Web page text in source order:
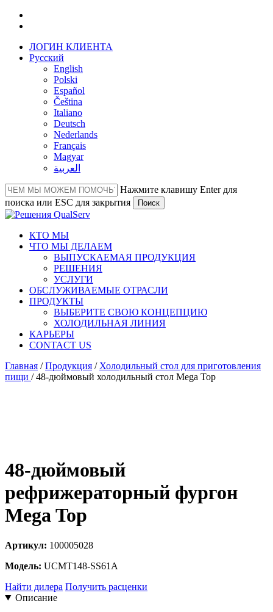
Перейти
содержанию
ЛОГИН КЛИЕНТА
Русский
English
Polski
Español
Čeština
Italiano
Deutsch
Nederlands
Français
Magyar
العربية‏
Нажмите клавишу Enter для
поиска или ESC для закрытия
Поиск
Close
МенюКТО МЫ
ЧТО МЫ ДЕЛАЕМ
ВЫПУСКАЕМАЯ ПРОДУКЦИЯ
РЕШЕНИЯ
УСЛУГИ
ОБСЛУЖИВАЕМЫЕ ОТРАСЛИ
ПРОДУКТЫ
ВЫБЕРИТЕ СВОЮ КОНЦЕПЦИЮ
ХОЛОДИЛЬНАЯ ЛИНИЯ
КАРЬЕРЫ
CONTACT US
Главная / Продукция / Холодильный стол для приготовления
пищи / 48-дюймовый холодильный стол Mega Top
48-дюймовый
рефрижераторный фургон
Mega Top
Артикул: 100005028
Модель: UCMT148-SS61A
Найти дилера Получить расценки
Описание